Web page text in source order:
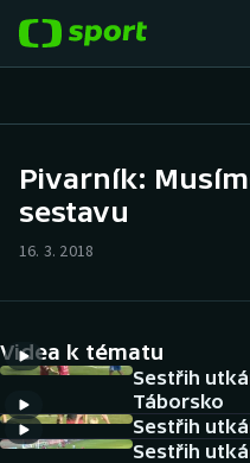
ME v plavání
Tenis
DALŠÍ SPORTY
Pivarník:
sestavu
16. 3. 2018
Videa k tématu
Sestřih
Táborsko
Sestřih
Sestřih